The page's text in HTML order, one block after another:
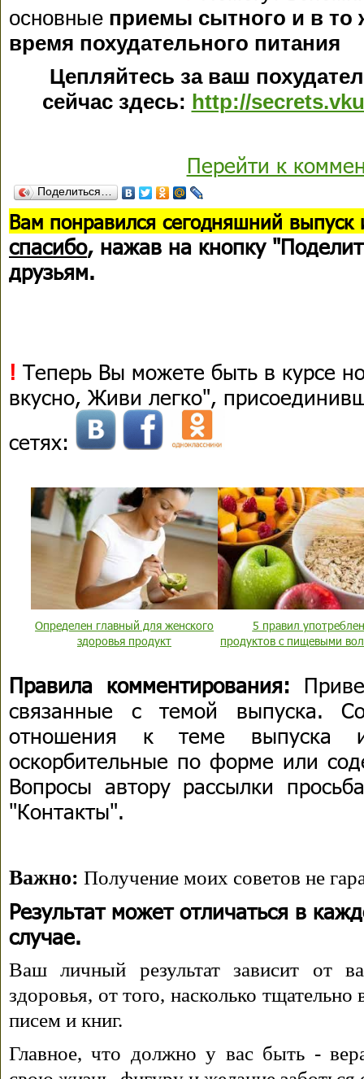
основные приемы сытного и в то
время похудательного питания
Цепляйтесь за ваш
сейчас здесь: http://
Перейти к
Поделиться…
Вам понравился сегодняшний выпуск
спасибо, нажав на кнопку
друзьям.
! Теперь Вы можете быть в курсе
вкусно, Живи легко",
сетях:
Определен главный для женского
здоровья продукт
5 правил
продуктов с пищевыми
Правила комментирования:
связанные с темой выпуска.
отношения к теме выпуска
оскорбительные по форме или
Вопросы автору рассылки
"Контакты".
Важно: Получение моих советов не
Результат может отличаться в
случае.
Ваш личный результат зависит от
здоровья, от того, насколько
писем и книг.
Главное, что должно у вас быть -